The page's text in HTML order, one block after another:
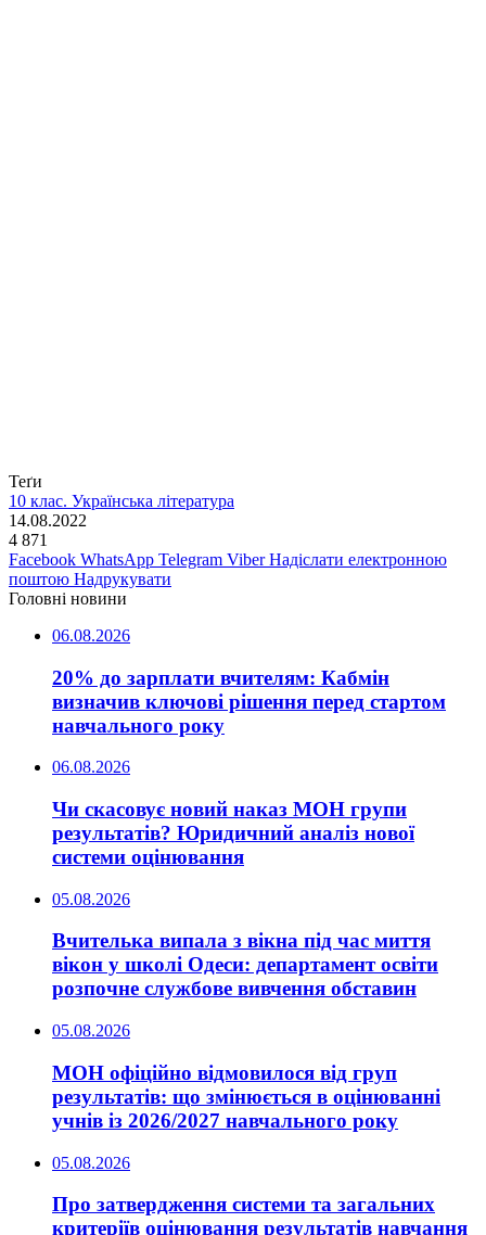
Теґи
10 клас. Українська література
14.08.2022
4 871
Facebook WhatsApp Telegram Viber Надіслати електронною
поштою Надрукувати
Головні новини
06.08.2026
20% до зарплати вчителям: Кабмін
визначив ключові рішення перед стартом
навчального року
06.08.2026
Чи скасовує новий наказ МОН групи
результатів? Юридичний аналіз нової
системи оцінювання
05.08.2026
Вчителька випала з вікна під час миття
вікон у школі Одеси: департамент освіти
розпочне службове вивчення обставин
05.08.2026
МОН офіційно відмовилося від груп
результатів: що змінюється в оцінюванні
учнів із 2026/2027 навчального року
05.08.2026
Про затвердження системи та загальних
критеріїв оцінювання результатів навчання